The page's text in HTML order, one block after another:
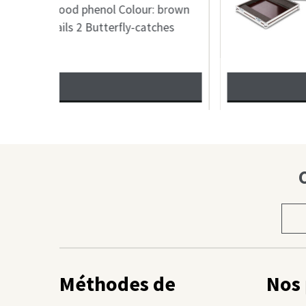
mm plywood phenol
Aluminium profile 4
une
Méthodes de